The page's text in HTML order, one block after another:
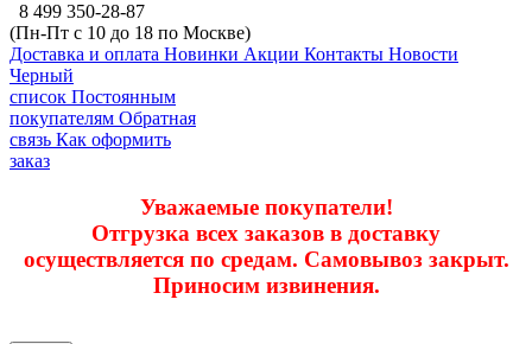
8 499 350-28-87
(Пн-Пт с 10 до 18 по Москве)
Доставка и оплата Новинки Акции Контакты Новости
Черный
список Постоянным
покупателям Обратная
связь Как оформить
заказ
Уважаемые покупатели!
Отгрузка всех заказов в доставку
осуществляется по средам. Самовывоз закрыт.
Приносим извинения.